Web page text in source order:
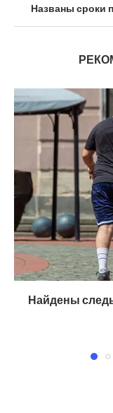
Названы сроки
Найдены